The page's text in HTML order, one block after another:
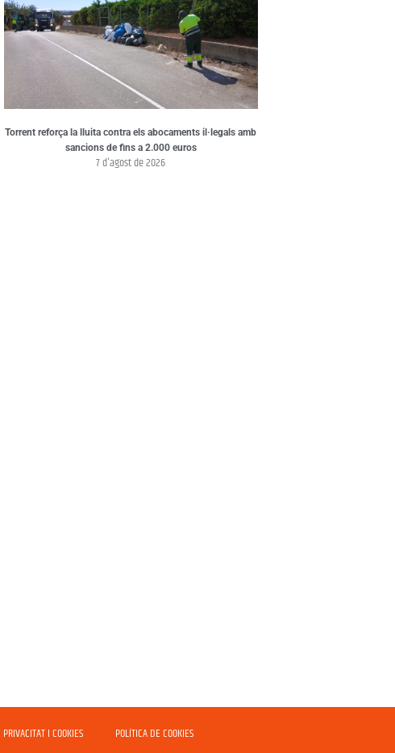
Torrent reforça la lluita contra els abocaments il·legals amb
sancions de fins a 2.000 euros
7 d'agost de 2026
I COOKIES POLÍTICA DE COOKIES